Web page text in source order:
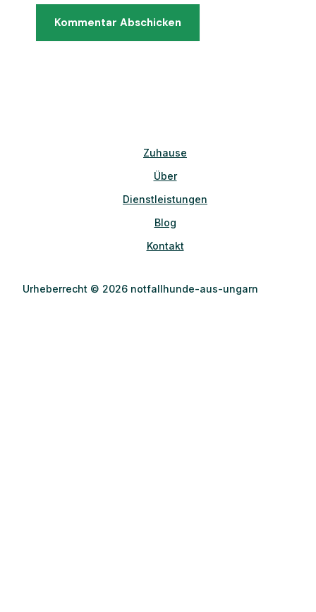
Zuhause
Über
Dienstleistungen
Blog
Kontakt
Urheberrecht © 2026 notfallhunde-aus-ungarn